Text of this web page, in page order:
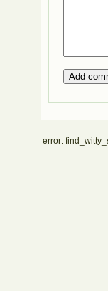
error: